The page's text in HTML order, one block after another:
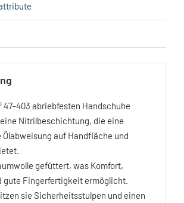
47-403 abriebfesten Handschuhe
Nitrilbeschichtung, die eine
Ölabweisung auf Handfläche und
gefüttert, was Komfort,
gute Fingerfertigkeit ermöglicht.
sie Sicherheitsstulpen und einen